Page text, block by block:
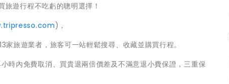
遊行程不吃虧的聰明選擇！
)，
旅遊業者，旅客可一站輕鬆搜尋、收藏並購買行程。
時內免費取消、買貴退兩倍價差及不滿意退小費保證，三重保